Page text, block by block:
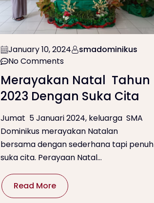
January 10, 2024
smadominikus
No Comments
Merayakan Natal Tahun
2023 Dengan Suka Cita
Jumat 5 Januari 2024, keluarga SMA
Dominikus merayakan Natalan
bersama dengan sederhana tapi penuh
suka cita. Perayaan Natal...
Read More